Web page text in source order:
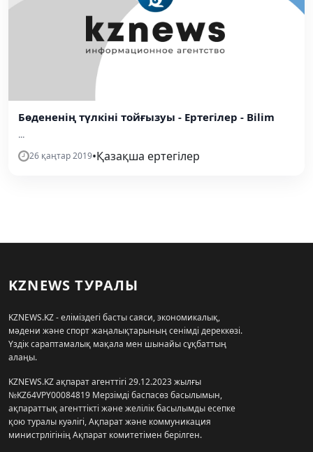
Бөдененің түлкіні тойғызуы - Ертегілер - Bilim
...
26 қаңтар 2019•Қазақша ертегілер
KZNEWS ТУРАЛЫ
KZNEWS.KZ - еліміздегі басты саяси, экономикалық,
мәдени және спорт жаңалықтарының сенімді дереккөзі.
Үздік сараптамалық мақала мен шынайы сұқбаттың
алаңы.
KZNEWS.KZ ақпарат агенттігі 29.12.2023 жылғы
№KZ64VPY00084819 Мерзімді баспасөз басылымын,
ақпараттық агенттікті және желілік басылымды есепке
қою туралы куәлігі, Ақпарат және коммуникация
министрлігінің Ақпарат комитетімен берілген.